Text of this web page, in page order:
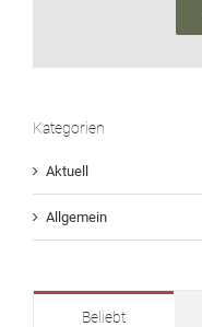
Kategorien
Aktuell
Allgemein
Beliebt